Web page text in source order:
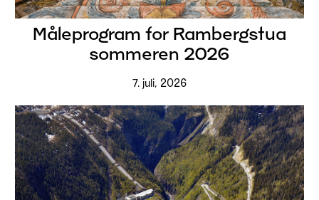
Måleprogram for Rambergstua
sommeren 2026
7. juli, 2026